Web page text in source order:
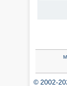
© 2002-